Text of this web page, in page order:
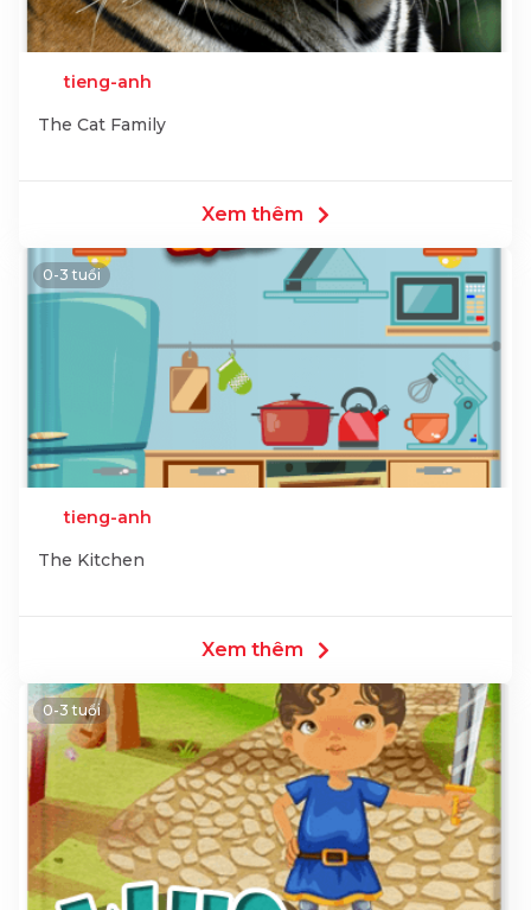
tieng-anh
The Cat Family
Xem thêm
0-3 tuổi
tieng-anh
The Kitchen
Xem thêm
0-3 tuổi